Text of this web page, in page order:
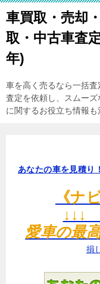
車買取・売却
取・中古車査
年)
車を高く売るなら一括
査定を依頼し、スムー
に関するお役立ち情報
あなたの車を見積り
《ナ
↓↓↓
愛車の最
損